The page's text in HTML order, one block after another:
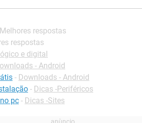
respostas
respostas
e digital
- Android
- Downloads - Android
- Dicas -Periféricos
pc - Dicas -Sites